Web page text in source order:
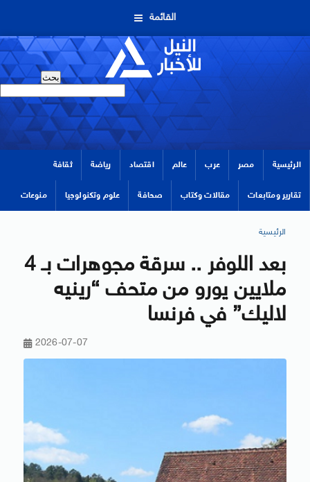
القائمة
الرئيسية مصر عرب عالم اقتصاد رياضة ثقافة
تقارير ومتابعات مقالات وكتاب صحافة علوم وتكنولوجيا منوعات
الرئيسية
بعد اللوفر .. سرقة مجوهرات بـ 4
ملايين يورو من متحف “رينيه
لاليك” في فرنسا
2026-07-07